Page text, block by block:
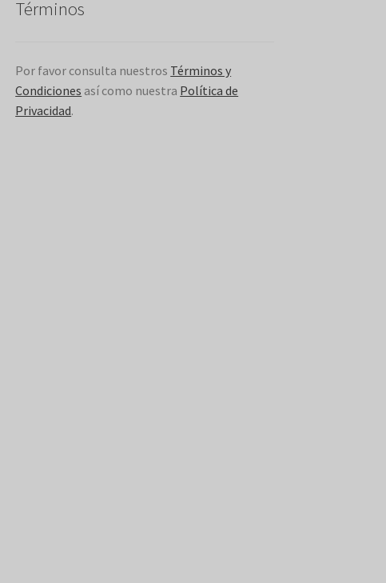
Términos
Por favor consulta nuestros Términos y
Condiciones así como nuestra Política de
Privacidad.